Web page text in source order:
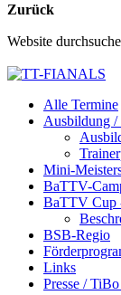
Zurück
Website
Alle Termine
Ausbildung /
Mini-
BaTTV-
BaTTV Cup
BSB-Regio
Links
Presse /